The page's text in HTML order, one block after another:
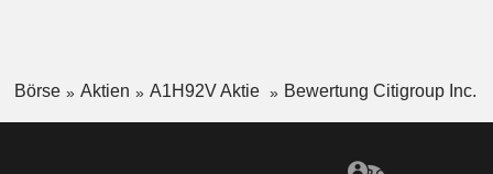
Börse Aktien A1H92V Aktie Bewertung Citigroup Inc.